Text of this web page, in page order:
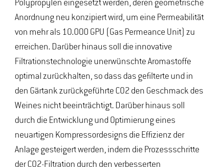
Polypropylen eingesetzt werden, deren geometrische
Anordnung neu konzipiert wird, um eine Permeabilität
von mehr als 10.000 GPU (Gas Permeance Unit) zu
erreichen. Darüber hinaus soll die innovative
Filtrationstechnologie unerwünschte Aromastoffe
optimal zurückhalten, so dass das gefilterte und in
den Gärtank zurückgeführte CO2 den Geschmack des
Weines nicht beeinträchtigt. Darüber hinaus soll
durch die Entwicklung und Optimierung eines
neuartigen Kompressordesigns die Effizienz der
Anlage gesteigert werden, indem die Prozessschritte
der CO2-Filtration durch den verbesserten